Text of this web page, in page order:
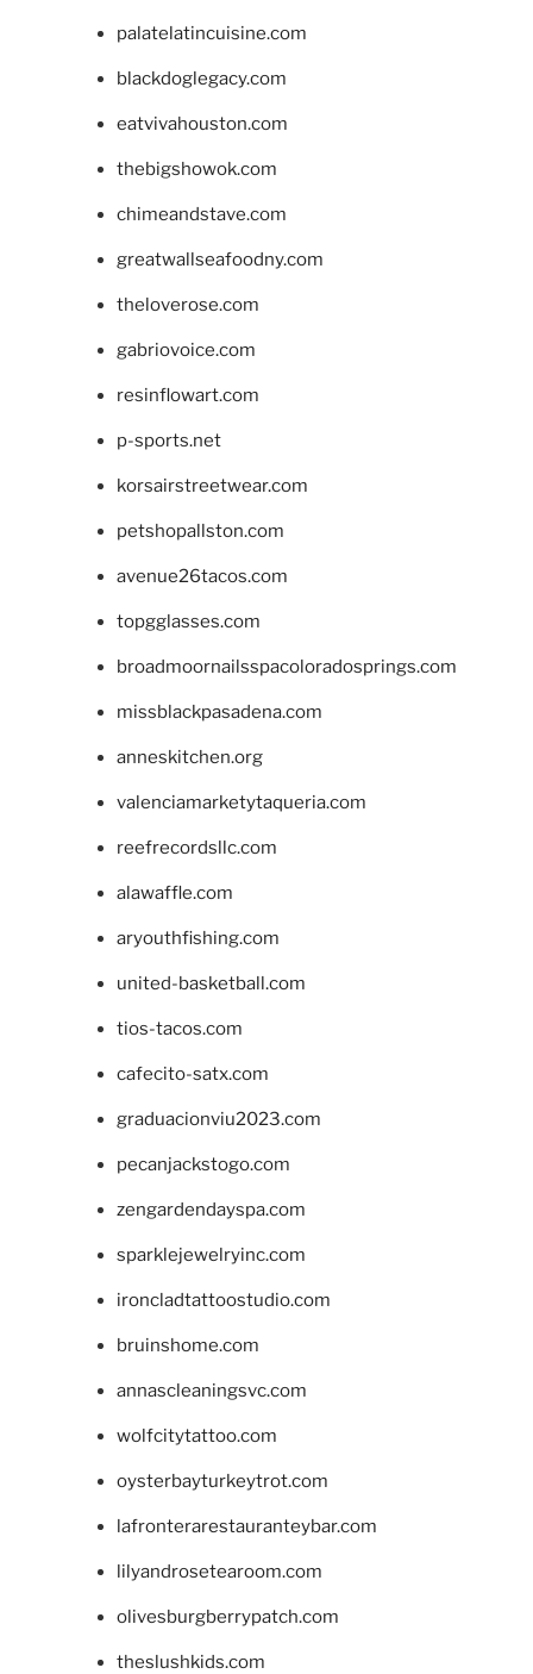
palatelatincuisine.com
blackdoglegacy.com
eatvivahouston.com
thebigshowok.com
chimeandstave.com
greatwallseafoodny.com
theloverose.com
gabriovoice.com
resinflowart.com
p-sports.net
korsairstreetwear.com
petshopallston.com
avenue26tacos.com
topgglasses.com
broadmoornailsspacoloradosprings.com
missblackpasadena.com
anneskitchen.org
valenciamarketytaqueria.com
reefrecordsllc.com
alawaffle.com
aryouthfishing.com
united-basketball.com
tios-tacos.com
cafecito-satx.com
graduacionviu2023.com
pecanjackstogo.com
zengardendayspa.com
sparklejewelryinc.com
ironcladtattoostudio.com
bruinshome.com
annascleaningsvc.com
wolfcitytattoo.com
oysterbayturkeytrot.com
lafronterarestauranteybar.com
lilyandrosetearoom.com
olivesburgberrypatch.com
theslushkids.com